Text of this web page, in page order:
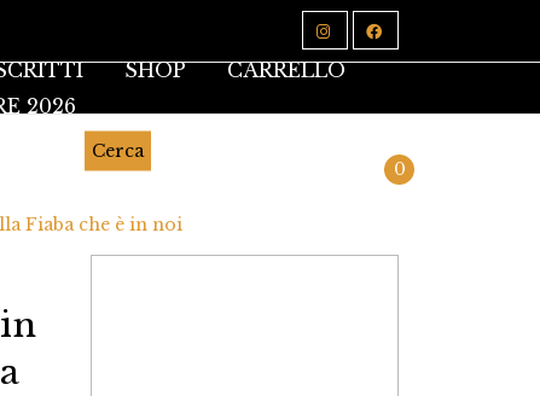
SHOP
CARRELLO
2026
Cerca
0
Fiaba che è in noi